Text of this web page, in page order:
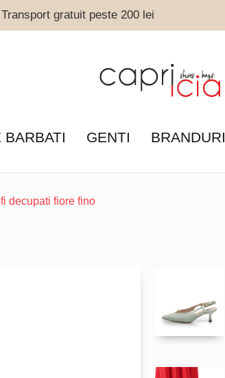
gratuit peste 200 lei
BARBATI GENTI BRANDURI
decupati fiore fino